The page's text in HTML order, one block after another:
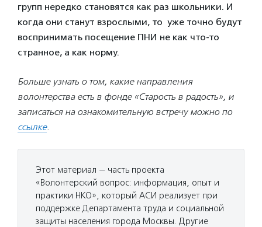
групп нередко становятся как раз школьники. И
когда они станут взрослыми, то уже точно будут
воспринимать посещение ПНИ не как что-то
странное, а как норму.
Больше узнать о том, какие направления
волонтерства есть в фонде «Старость в радость», и
записаться на ознакомительную встречу можно по
ссылке.
Этот материал — часть проекта
«Волонтерский вопрос: информация, опыт и
практики НКО», который АСИ реализует при
поддержке Департамента труда и социальной
защиты населения города Москвы. Другие